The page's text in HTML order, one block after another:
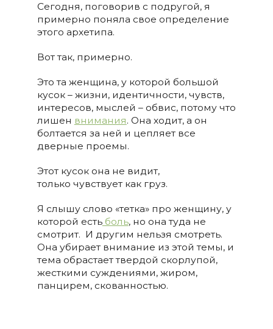
Сегодня, поговорив с подругой, я
примерно поняла свое определение
этого архетипа.
Вот так, примерно.
Это та женщина, у которой большой
кусок – жизни, идентичности, чувств,
интересов, мыслей – обвис, потому что
лишен внимания. Она ходит, а он
болтается за ней и цепляет все
дверные проемы.
Этот кусок она не видит,
только чувствует как груз.
Я слышу слово «тетка» про женщину, у
которой естьболь, но она туда не
смотрит. И другим нельзя смотреть.
Она убирает внимание из этой темы, и
тема обрастает твердой скорлупой,
жесткими суждениями, жиром,
панцирем, скованностью.